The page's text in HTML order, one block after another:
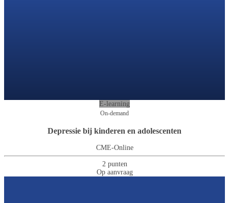
E-learning
On-demand
Depressie bij kinderen en adolescenten
CME-Online
2 punten
Op aanvraag